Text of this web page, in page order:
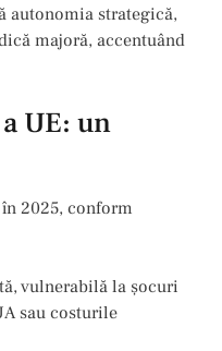
autonomia strategică,
majoră, accentuând
UE: un
2025, conform
vulnerabilă la șocuri
sau costurile